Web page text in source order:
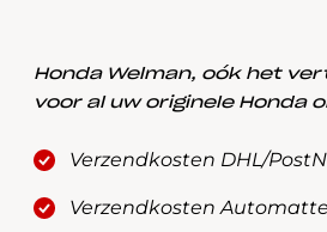
Honda Welman, oók het
voor al uw originele Honda
Verzendkosten DHL/
Verzendkosten